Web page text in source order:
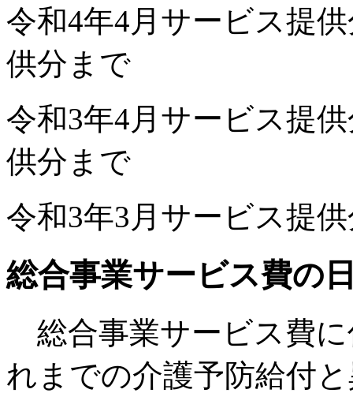
令和4年4月サービス提
供分まで
令和3年4月サービス提
供分まで
令和3年3月サービス提
総合事業サービス費の
総合事業サービス費
れまでの介護予防給付